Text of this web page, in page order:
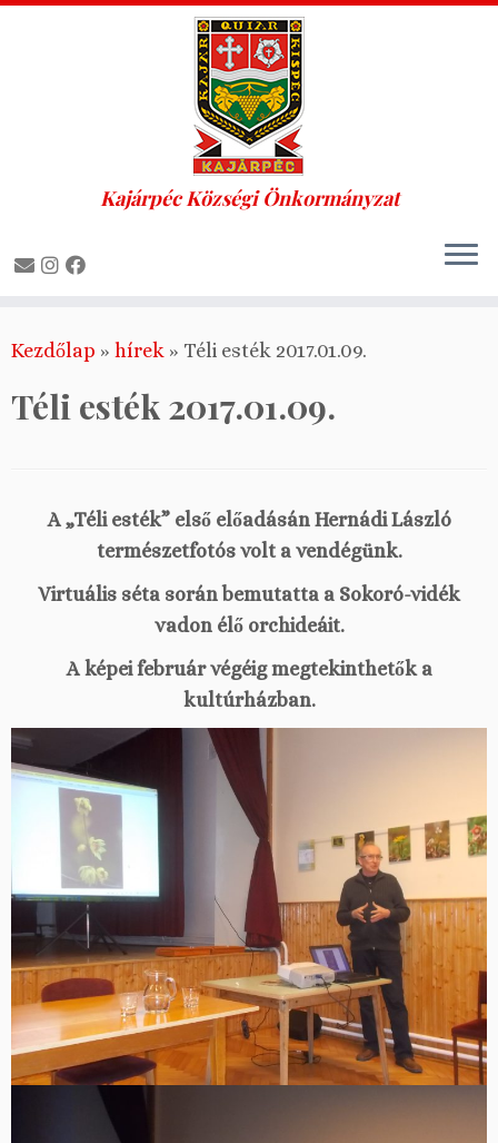
to
Kajárpéc Községi Önkormányzat
Kezdőlap » hírek » Téli esték 2017.01.09.
Téli esték 2017.01.09.
A „Téli esték” első előadásán Hernádi László
természetfotós volt a vendégünk.
Virtuális séta során bemutatta a Sokoró-vidék
vadon élő orchideáit.
A képei február végéig megtekinthetők a
kultúrházban.